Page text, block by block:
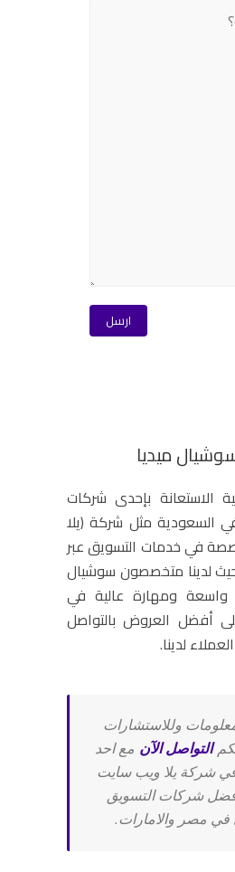
ميديا
الاستعانة بإحدى شركات
السعودية مثل شركة (يلا
في خدمات التسويق عبر
لدينا متخصصون سوشيال
واسعة ومهارة عالية في
أفضل العروض بالتواصل
لدينا.
وللاستشارات
التواصل الآن مع احد
شركة يلا ويب سايت
شركات التسويق
في مصر والامارات.